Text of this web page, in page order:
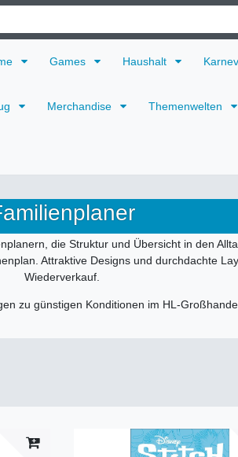
Games Haushalt
Merchandise Themenwelten
die Struktur und Übersicht in den
Attraktive Designs und durchdachte
Wiederverkauf.
zu günstigen Konditionen im HL-